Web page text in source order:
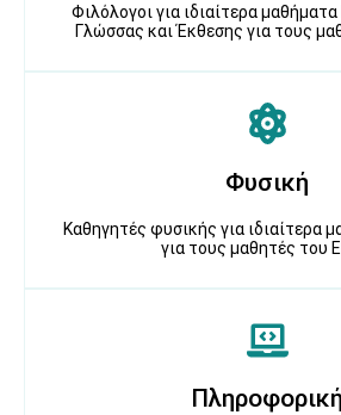
Φιλόλογοι για ιδιαίτερα
Γλώσσας και Έκθεσης για τους
Φυσική
Καθηγητές φυσικής για ιδιαίτερα
για τους μαθητές του
Πληροφορική